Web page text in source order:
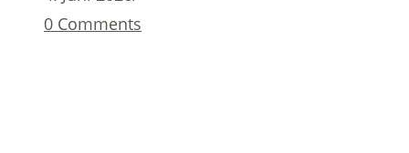
0 Comments